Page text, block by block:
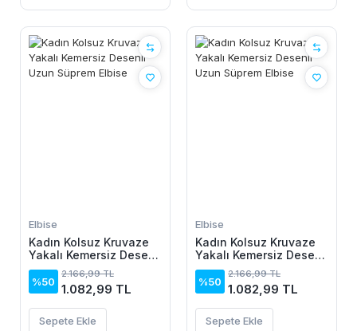
Elbise
Kadın Kolsuz Kruvaze
Yakalı Kemersiz Desenli
Uzun Süprem Elbise
%50
2.166,99 TL
1.082,99 TL
Sepete Ekle
Elbise
Kadın Kolsuz Kruvaze
Yakalı Kemersiz Desenli
Uzun Süprem Elbise
%50
2.166,99 TL
1.082,99 TL
Sepete Ekle